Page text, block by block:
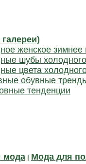
женское зимнее
шубы
цвета
обувные
тенденции
мода
Мода для